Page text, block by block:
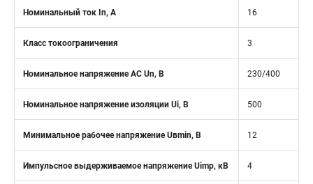
Номинальный ток In, А 16
Класс токоограничения 3
Номинальное напряжение АС Un, В 230/400
Номинальное напряжение изоляции Ui, В 500
Минимальное рабочее напряжение Uвmin, B 12
Импульсное выдерживаемое напряжение Uimp, кВ 4